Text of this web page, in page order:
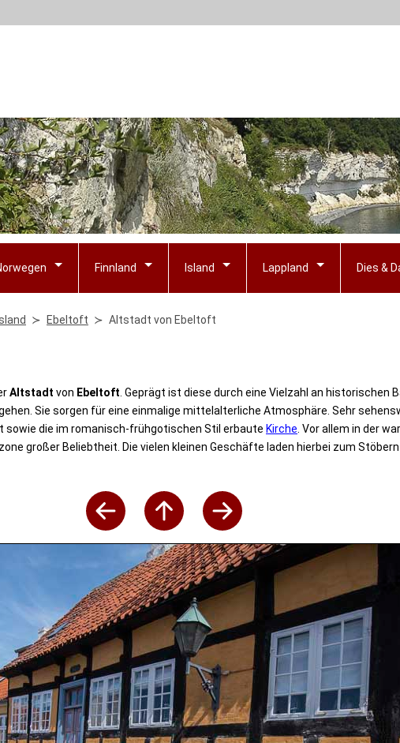
Finnland Island Lappland Dies &
Ebeltoft Altstadt von Ebeltoft
Altstadt von Ebeltoft . Geprägt ist diese durch eine Vielzahl an historischen
Sie sorgen für eine einmalige mittelalterliche Atmosphäre. Sehr
sowie die im romanisch-frühgotischen Stil erbaute Kirche . Vor allem in der
großer Beliebtheit. Die vielen kleinen Geschäfte laden hierbei zum